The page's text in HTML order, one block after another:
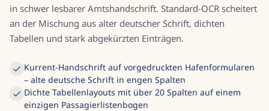
in schwer lesbarer Amtshandschrift. Standard-OCR scheitert
an der Mischung aus alter deutscher Schrift, dichten
Tabellen und stark abgekürzten Einträgen.
Kurrent-Handschrift auf vorgedruckten Hafenformularen
– alte deutsche Schrift in engen Spalten
Dichte Tabellenlayouts mit über 20 Spalten auf einem
einzigen Passagierlistenbogen